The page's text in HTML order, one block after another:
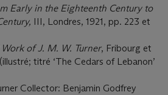
Early in the Eighteenth Century to
III, Londres, 1921, pp. 223 et
of J. M. W. Turner, Fribourg et
titré ‘The Cedars of Lebanon’
Collector: Benjamin Godfrey